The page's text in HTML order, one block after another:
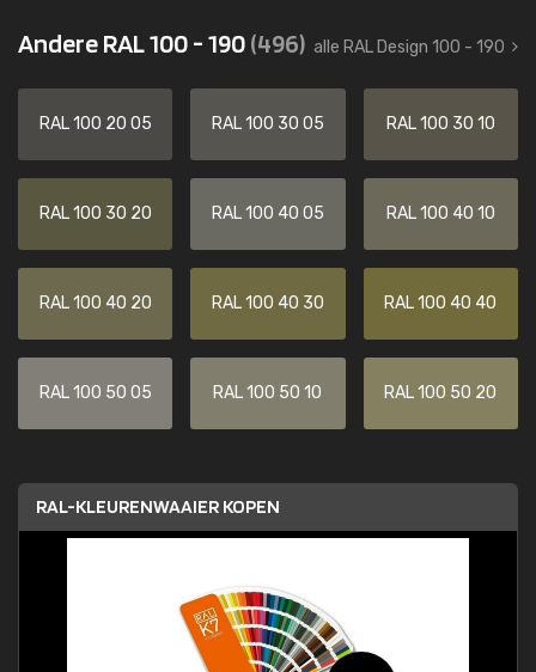
Andere RAL 100 - 190(496) alle RAL Design 100 - 190
RAL 100 20 05 RAL 100 30 05 RAL 100 30 10
RAL 100 30 20 RAL 100 40 05 RAL 100 40 10
RAL 100 40 20 RAL 100 40 30 RAL 100 40 40
RAL 100 50 05 RAL 100 50 10 RAL 100 50 20
RAL-KLEURENWAAIER KOPEN